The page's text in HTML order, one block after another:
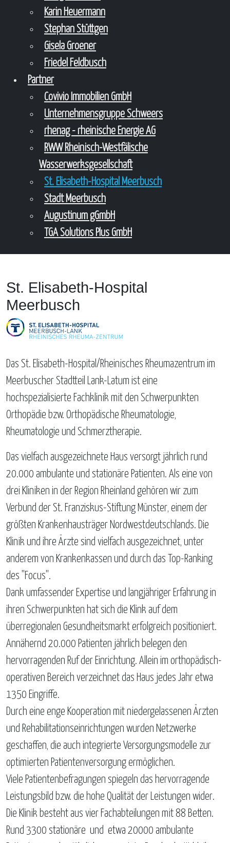
Karin Heuermann
Stephan Stüttgen
Gisela Groener
Friedel Feldbusch
Partner
Covivio Immobilien GmbH
Unternehmensgruppe Schweers
rhenag - rheinische Energie AG
RWW Rheinisch-Westfälische
Wasserwerksgesellschaft
St. Elisabeth-Hospital Meerbusch
Stadt Meerbusch
Augustinum gGmbH
TGA Solutions Plus GmbH
St. Elisabeth-Hospital
Meerbusch
Das St. Elisabeth-Hospital/Rheinisches Rheumazentrum im
Meerbuscher Stadtteil Lank-Latum ist eine
hochspezialisierte Fachklinik mit den Schwerpunkten
Orthopädie bzw. Orthopädische Rheumatologie,
Rheumatologie und Schmerztherapie.
Das vielfach ausgezeichnete Haus versorgt jährlich rund
20.000 ambulante und stationäre Patienten. Als eine von
drei Kliniken in der Region Rheinland gehören wir zum
Verbund der St. Franziskus-Stiftung Münster, einem der
größten Krankenhausträger Nordwestdeutschlands. Die
Klinik und ihre Ärzte sind vielfach ausgezeichnet, unter
anderem von Krankenkassen und durch das Top-Ranking
des "Focus".
Dank umfassender Expertise und langjähriger Erfahrung in
ihren Schwerpunkten hat sich die Klink auf dem
überregionalen Gesundheitsmarkt erfolgreich positioniert.
Annähernd 20.000 Patienten jährlich belegen den
hervorragenden Ruf der Einrichtung. Allein im orthopädisch-
operativen Bereich verzeichnet das Haus jedes Jahr etwa
1350 Eingriffe.
Durch eine enge Kooperation mit niedergelassenen Ärzten
und Rehabilitationseinrichtungen wurden Netzwerke
geschaffen, die auch integrierte Versorgungsmodelle zur
optimierten Patientenversorgung ermöglichen.
Viele Patientenbefragungen spiegeln das hervorragende
Leistungsbild bzw. die hohe Qualität der Leistungen wider.
Die Klinik besteht aus vier Fachabteilungen mit 88 Betten.
Rund 3300 stationäre und etwa 20000 ambulante